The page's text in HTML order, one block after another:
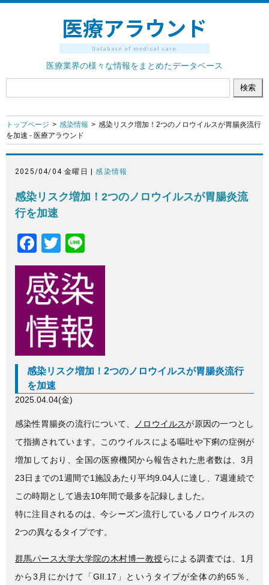
医療業界の様々な情報をまとめたデータベース
トップページ 感染情報
感染リスク増加！2つのノロウイルスが胃腸炎流行
を加速 - 医療アラウンド
2025/04/04 金曜日 |感染情報
感染リスク増加！2つのノロウイルスが胃腸炎流
行を加速
F
a
c
e
b
o
o
k
T
wi
tt
er
n
e
感染リスク増加！2つのノロウイルスが胃腸炎流行
を加速
2025.04.04(金)
感染性胃腸炎の流行について、 ノロウイルスが原因の一つとし
て指摘されています。このウイルスによる嘔吐や下痢の症例が
増加しており、全国の医療機関から報告された患者数は、3月
23日までの1週間で1施設あたり平均9.04人に達し、7週連続で
この時期として過去10年間で最多を記録しました。
特に注目されるのは、今シーズン流行しているノロウイルスの
2つの異なるタイプです。
群馬パース大学大学院の木村博一教授らによる調査では、1月
から3月にかけて「GII.17」というタイプが全体の約65％、